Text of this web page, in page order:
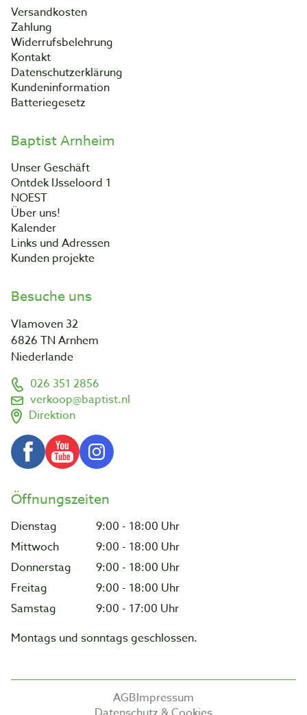
Versandkosten
Zahlung
Widerrufsbelehrung
Kontakt
Datenschutzerklärung
Kundeninformation
Batteriegesetz
Baptist Arnheim
Unser Geschäft
Ontdek IJsseloord 1
NOEST
Über uns!
Kalender
Links und Adressen
Kunden projekte
Besuche uns
Vlamoven 32
6826 TN Arnhem
Niederlande
026 351 2856
verkoop@baptist.nl
Direktion
Öffnungszeiten
Dienstag
9:00 - 18:00 Uhr
Mittwoch
9:00 - 18:00 Uhr
Donnerstag
9:00 - 18:00 Uhr
Freitag
9:00 - 18:00 Uhr
Samstag
9:00 - 17:00 Uhr
Montags und sonntags geschlossen.
AGBImpressum